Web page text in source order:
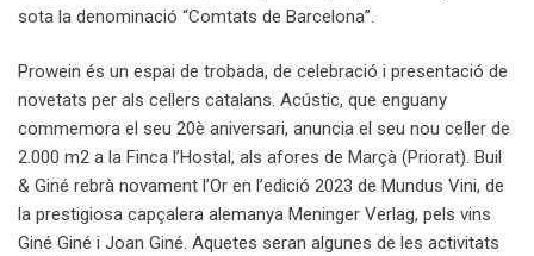
sota la denominació “Comtats de Barcelona”.
Prowein és un espai de trobada, de celebració i presentació de
novetats per als cellers catalans. Acústic, que enguany
commemora el seu 20è aniversari, anuncia el seu nou celler de
2.000 m2 a la Finca l’Hostal, als afores de Marçà (Priorat). Buil
& Giné rebrà novament l’Or en l’edició 2023 de Mundus Vini, de
la prestigiosa capçalera alemanya Meninger Verlag, pels vins
Giné Giné i Joan Giné. Aquetes seran algunes de les activitats